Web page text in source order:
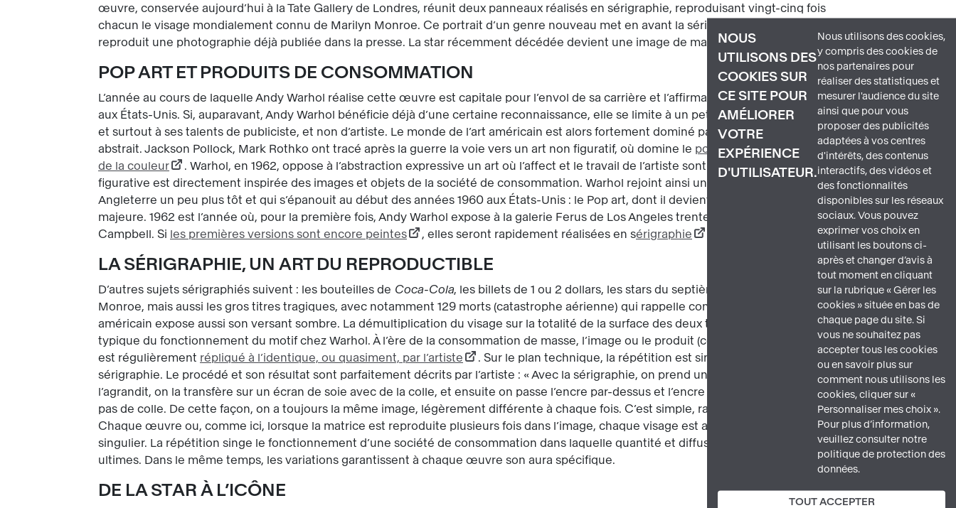
NOUS
UTILISONS DES
COOKIES SUR
CE SITE POUR
AMÉLIORER
VOTRE
EXPÉRIENCE
D'UTILISATEUR.
Nous utilisons des cookies,
y compris des cookies de
nos partenaires pour
réaliser des statistiques et
mesurer l'audience du site
ainsi que pour vous
proposer des publicités
adaptées à vos centres
d'intérêts, des contenus
interactifs, des vidéos et
des fonctionnalités
disponibles sur les réseaux
sociaux. Vous pouvez
exprimer vos choix en
utilisant les boutons ci-
après et changer d’avis à
tout moment en cliquant
sur la rubrique « Gérer les
cookies » située en bas de
chaque page du site. Si
vous ne souhaitez pas
accepter tous les cookies
ou en savoir plus sur
comment nous utilisons les
cookies, cliquer sur «
Personnaliser mes choix ».
Pour plus d’information,
veuillez consulter notre
politique de protection des
données.
TOUT ACCEPTER
œuvre, conservée aujourd’hui à la Tate Gallery de Londres, réunit deux panneaux réalisés en sérigraphie, reproduisant vingt-cinq fois
chacun le visage mondialement connu de Marilyn Monroe. Ce portrait d’un genre nouveau met en avant la série, non l’unique, et
reproduit une photographie déjà publiée dans la presse. La star récemment décédée devient une image de marque.
POP ART ET PRODUITS DE CONSOMMATION
L’année au cours de laquelle Andy Warhol réalise cette œuvre est capitale pour l’envol de sa carrière et l’affirmation de l’esthétique pop
aux États-Unis. Si, auparavant, Andy Warhol bénéficie déjà d’une certaine reconnaissance, elle se limite à un petit milieu de connaisseurs,
et surtout à ses talents de publiciste, et non d’artiste. Le monde de l’art américain est alors fortement dominé par l’expressionnisme
abstrait. Jackson Pollock, Mark Rothko ont tracé après la guerre la voie vers un art non figuratif, où domine le pouvoir expressif du geste et
de la couleur
. Warhol, en 1962, oppose à l’abstraction expressive un art où l’affect et le travail de l’artiste sont neutralisés. Cette œuvre
figurative est directement inspirée des images et objets de la société de consommation. Warhol rejoint ainsi une tendance née en
Angleterre un peu plus tôt et qui s’épanouit au début des années 1960 aux États-Unis : le Pop art, dont il devient rapidement la figure
majeure. 1962 est l’année où, pour la première fois, Andy Warhol expose à la galerie Ferus de Los Angeles trente-deux boîtes de soupe
Campbell. Si les premières versions sont encore peintes , elles seront rapidement réalisées en sérigraphie
LA SÉRIGRAPHIE, UN ART DU REPRODUCTIBLE
D’autres sujets sérigraphiés suivent : les bouteilles de Coca-Cola, les billets de 1 ou 2 dollars, les stars du septième art, dont Marilyn
Monroe, mais aussi les gros titres tragiques, avec notamment 129 morts (catastrophe aérienne) qui rappelle combien, chez Warhol, le rêve
américain expose aussi son versant sombre. La démultiplication du visage sur la totalité de la surface des deux toiles de Marylin est
typique du fonctionnement du motif chez Warhol. À l’ère de la consommation de masse, l’image ou le produit (ce qui revient ici au même)
est régulièrement répliqué à l’identique, ou quasiment, par l’artiste
. Sur le plan technique, la répétition est simplifiée par le recours à la
sérigraphie. Le procédé et son résultat sont parfaitement décrits par l’artiste : « Avec la sérigraphie, on prend une photographie, on
l’agrandit, on la transfère sur un écran de soie avec de la colle, et ensuite on passe l’encre par-dessus et l’encre traverse la soie là où il n’y a
pas de colle. De cette façon, on a toujours la même image, légèrement différente à chaque fois. C’est simple, rapide, et imprévisible. »
Chaque œuvre ou, comme ici, lorsque la matrice est reproduite plusieurs fois dans l’image, chaque visage est ainsi à la fois identique et
singulier. La répétition singe le fonctionnement d’une société de consommation dans laquelle quantité et diffusion sont les critères
ultimes. Dans le même temps, les variations garantissent à chaque œuvre son aura spécifique.
DE LA STAR À L’ICÔNE